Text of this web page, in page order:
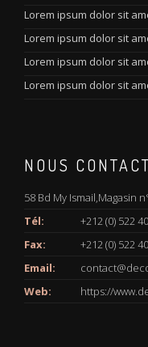
Lorem ipsum dolor sit
Lorem ipsum dolor sit
Lorem ipsum dolor sit
Lorem ipsum dolor sit
NOUS
58 Bd My Ismail,Magasin
Tél:
+212 (0) 522
Fax:
+212 (0) 522
Email:
Web:
https://